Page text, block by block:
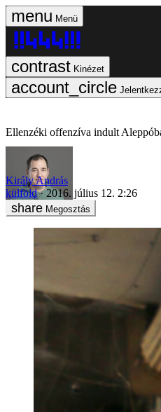
Menü
Kinézet
Ellenzéki offenzíva indult
Király András
külföld
2016. július 12. 2:26
Megosztás